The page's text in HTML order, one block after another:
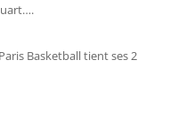
Basketball tient ses 2